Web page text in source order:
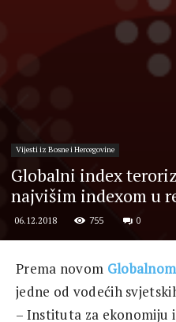
Vijesti iz Bosne i Hercegovine
Globalni index
najvišim indexom u
06.12.2018 755 0
Prema novom
jedne od vodećih
– Instituta za